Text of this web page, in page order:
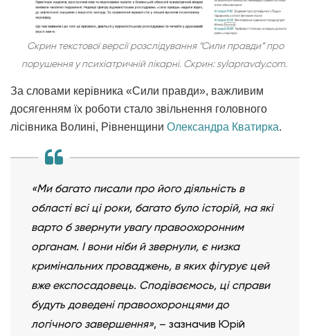
Скрин текстової версії розслідування “Сили правди” про
порушення у психіатричній лікарні. Скрин: sylapravdy.com.
За словами керівника «Сили правди», важливим
досягенням їх роботи стало звільнення головного
лісівника Волині, Рівненщини Олександра Кватирка.
«Ми багато писали про його діяльність в
області всі ці роки, багато було історій, на які
варто б звернути увагу правоохоронним
органам. І вони ніби й звернули, є низка
кримінальних проваджень, в яких фігурує цей
вже експосадовець. Сподіваємось, ці справи
будуть доведені правоохоронцями до
логічного завершення», – зазначив Юрій